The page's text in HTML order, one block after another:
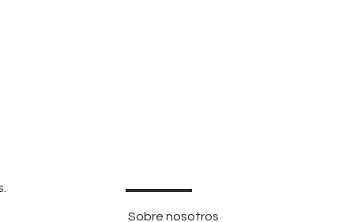
Sobre nosotros